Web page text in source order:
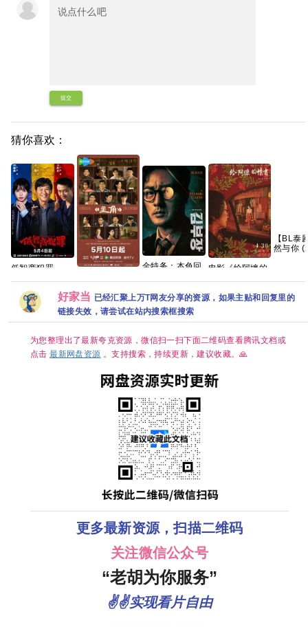
提交
猜你喜欢：
低智商犯罪
50FPS S01杜比
音效 HDR
HiveWeb/内嵌
1～3GB】
观看百度网盘下
载
金特务：本色回
音轨内封官方简
繁英韩多国字
幕.1080p.NF.WEB-
DL.M【单集2～
电影《给阿嬷的
网盘资源
【BL泰
然与你
好家当 已经汇聚上万T网友分享的资源，如果主贴和回复里的
链接失效，请尝试在站内搜索框搜索
为您整理出了最新夸克资源，微信扫一扫下面二维码查看腾讯文档或
点击最新网盘资源 。支持搜索，持续更新，建议收藏。🙏
更多最新资源，扫描二维码
关注微信公众号
“老胡为你服务”
✌✌实现看片自由